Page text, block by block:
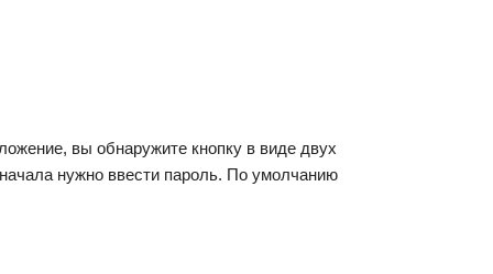
вы обнаружите кнопку в виде двух
нужно ввести пароль. По умолчанию